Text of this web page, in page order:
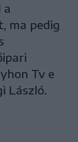
a
ma pedig
Tv e
László.